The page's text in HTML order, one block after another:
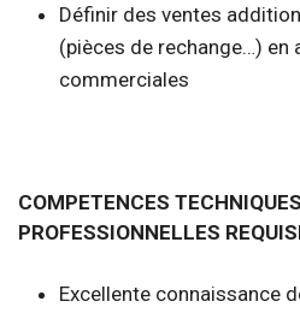
Définir des ventes
(pièces de rechange…) en
commerciales
COMPETENCES
PROFESSIONNELLES
Excellente connaissance